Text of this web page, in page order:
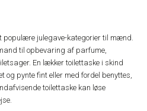
populære julegave-kategorier til mænd.
til opbevaring af parfume,
En lækker toilettaske i skind
pynte fint eller med fordel benyttes,
toilettaske kan løse